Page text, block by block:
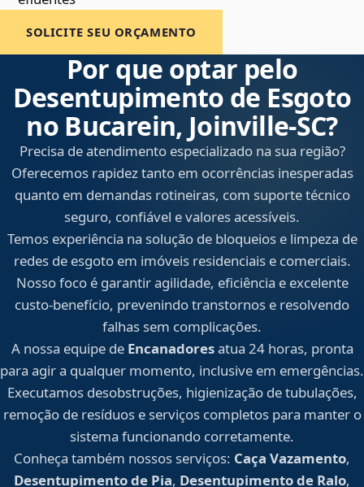
SOLICITE SEU ORÇAMENTO
Por que optar pelo
Desentupimento de Esgoto
no Bucarein, Joinville‑SC?
Precisa de atendimento especializado na sua região?
Oferecemos rapidez tanto em ocorrências inesperadas
quanto em demandas rotineiras, com suporte técnico
seguro, confiável e valores acessíveis.
Temos experiência na solução de bloqueios e limpeza de
redes de esgoto em imóveis residenciais e comerciais.
Nosso foco é garantir agilidade, eficiência e excelente
custo-benefício, prevenindo transtornos e resolvendo
falhas sem complicações.
A nossa equipe de Encanadoresatua 24 horas, pronta
para agir a qualquer momento, inclusive em emergências.
Executamos desobstruções, higienização de tubulações,
remoção de resíduos e serviços completos para manter o
sistema funcionando corretamente.
Conheça também nossos serviços: Caça Vazamento,
Desentupimento de Pia, Desentupimento de Ralo,